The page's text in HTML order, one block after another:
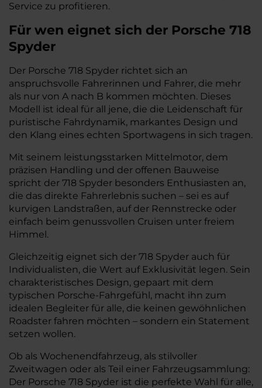
Service zu profitieren.
Für wen eignet sich der Porsche 718
Spyder
Der Porsche 718 Spyder richtet sich an
anspruchsvolle Fahrerinnen und Fahrer, die mehr
als nur von A nach B kommen möchten. Dieses
Modell ist ideal für all jene, die die Leidenschaft für
puristische Fahrdynamik, markantes Design und
den Klang eines echten Sportwagens in sich tragen.
Mit seinem leistungsstarken Mittelmotor, dem
präzisen Handling und der offenen Bauweise
spricht der 718 Spyder besonders Enthusiasten an,
die das direkte Fahrerlebnis suchen – sei es auf
kurvigen Landstraßen, auf der Rennstrecke oder
einfach beim genussvollen Cruisen unter freiem
Himmel.
Gleichzeitig eignet sich der 718 Spyder auch für
Individualisten, die Wert auf Exklusivität legen. Sein
charakteristisches Design, gepaart mit dem
typischen Porsche-Fahrgefühl, macht ihn zum
idealen Begleiter für alle, die keinen gewöhnlichen
Roadster fahren möchten – sondern ein Statement
setzen wollen.
Ob als Wochenendfahrzeug, als stilvoller
Zweitwagen oder als Teil einer Fahrzeugsammlung:
Der Porsche 718 Spyder ist die perfekte Wahl für alle,